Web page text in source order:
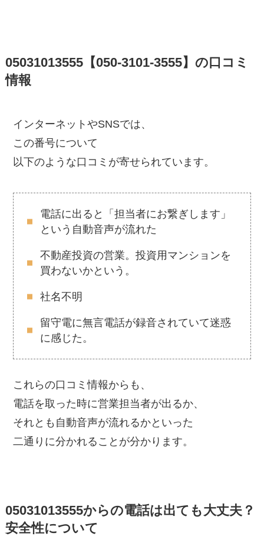
05031013555【050-3101-3555】の口コミ
情報
インターネットやSNSでは、
この番号について
以下のような口コミが寄せられています。
電話に出ると「担当者にお繋ぎします」
という自動音声が流れた
不動産投資の営業。投資用マンションを
買わないかという。
社名不明
留守電に無言電話が録音されていて迷惑
に感じた。
これらの口コミ情報からも、
電話を取った時に営業担当者が出るか、
それとも自動音声が流れるかといった
二通りに分かれることが分かります。
05031013555からの電話は出ても大丈夫？
安全性について